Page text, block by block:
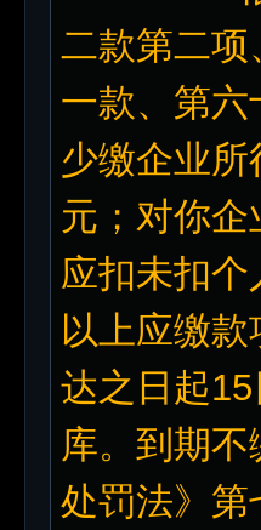
二款第二项
一款、第
少缴企业
元；对你
应扣未扣
以上应缴
达之日起
库。到期
处罚法》第